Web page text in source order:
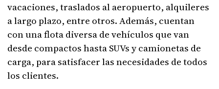
vacaciones, traslados al aeropuerto, alquileres
a largo plazo, entre otros. Además, cuentan
con una flota diversa de vehículos que van
desde compactos hasta SUVs y camionetas de
carga, para satisfacer las necesidades de todos
los clientes.